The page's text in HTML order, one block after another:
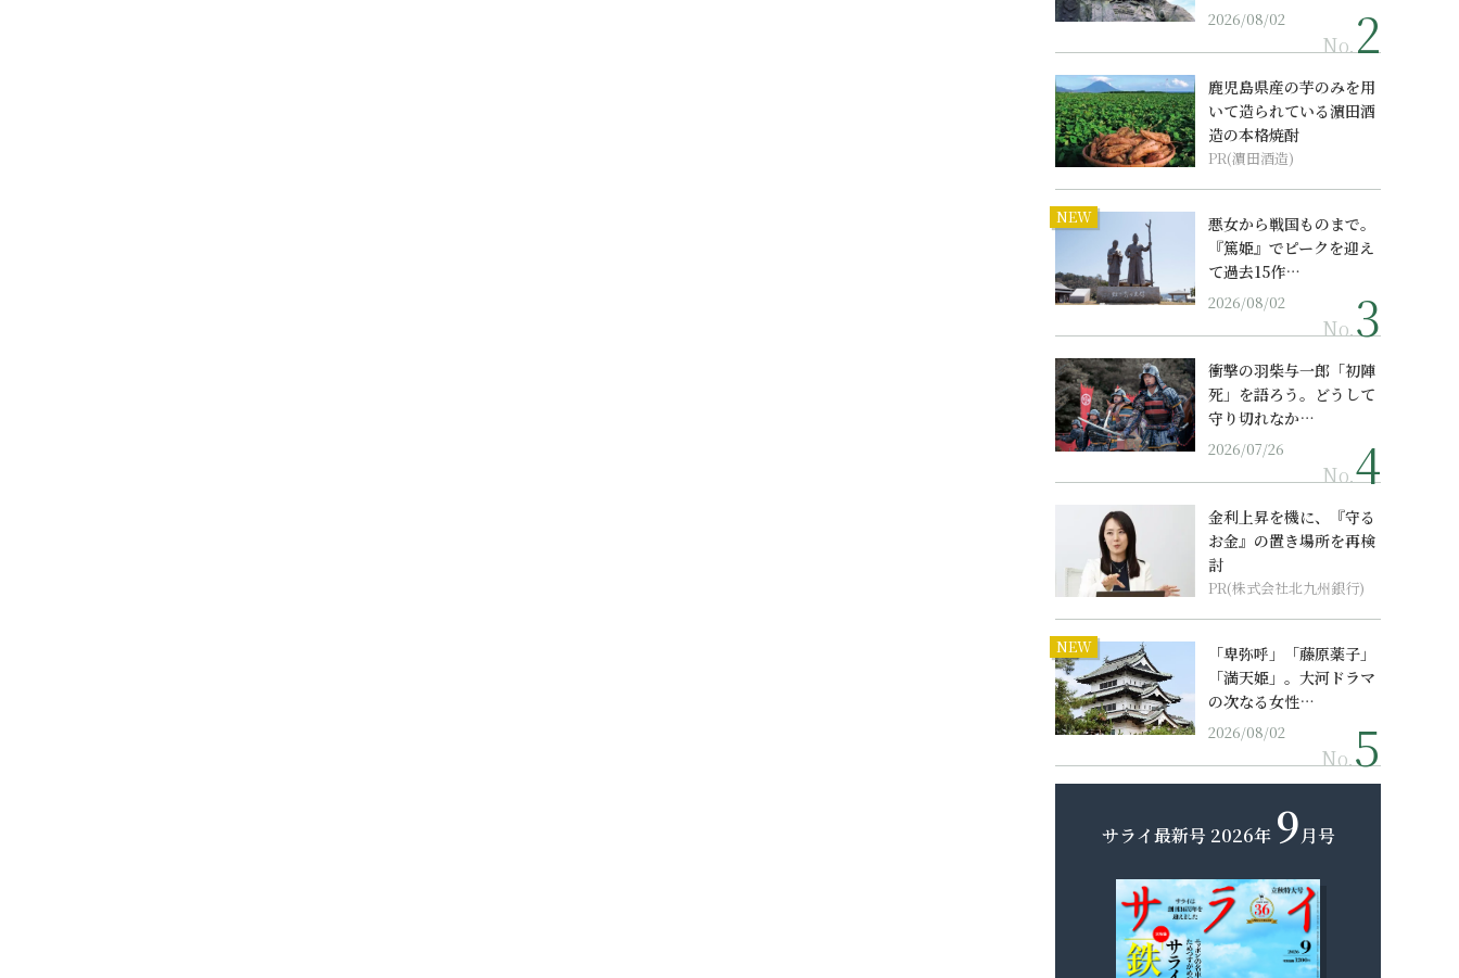
2026/08/02
No.
鹿児島県産の芋のみを用
いて造られている濵田酒
造の本格焼酎
PR(濵田酒造)
NEW
悪女から戦国ものまで。
『篤姫』でピークを迎え
て過去15作…
2026/08/02
No.
衝撃の羽柴与一郎「初陣
死」を語ろう。どうして
守り切れなか…
2026/07/26
No.
金利上昇を機に、『守る
お金』の置き場所を再検
討
PR(株式会社北九州銀行)
NEW
「卑弥呼」「藤原薬子」
「満天姫」。大河ドラマ
の次なる女性…
2026/08/02
No.
サライ最新号 2026年 9月号